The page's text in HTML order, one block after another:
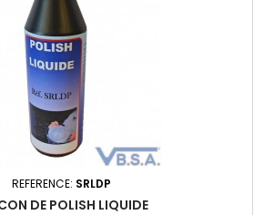
REFERENCE: SRLDP
DE POLISH LIQUIDE